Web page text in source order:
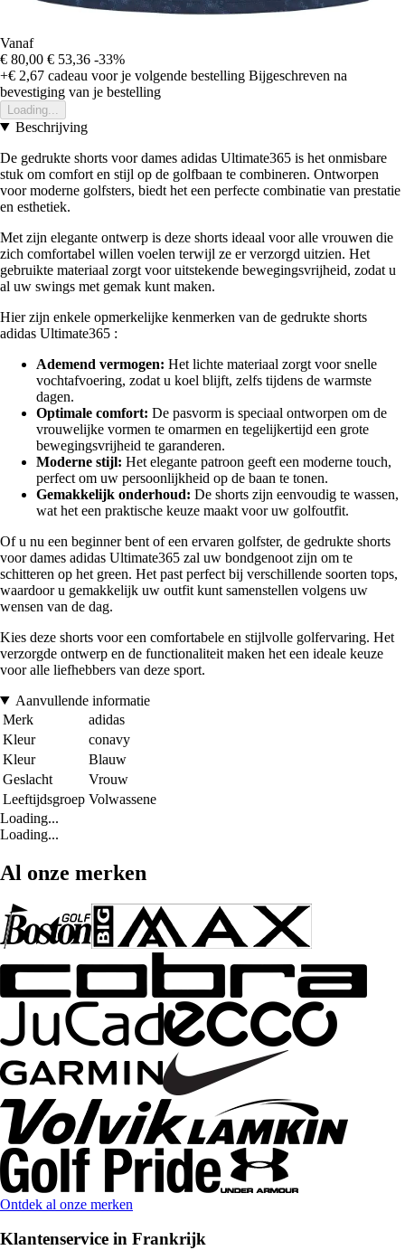
Vanaf
€ 80,00 € 53,36 -33%
+€ 2,67 cadeau voor je volgende bestelling Bijgeschreven na
bevestiging van je bestelling
Loading...
Beschrijving
De gedrukte shorts voor dames adidas Ultimate365 is het onmisbare
stuk om comfort en stijl op de golfbaan te combineren. Ontworpen
voor moderne golfsters, biedt het een perfecte combinatie van prestatie
en esthetiek.
Met zijn elegante ontwerp is deze shorts ideaal voor alle vrouwen die
zich comfortabel willen voelen terwijl ze er verzorgd uitzien. Het
gebruikte materiaal zorgt voor uitstekende bewegingsvrijheid, zodat u
al uw swings met gemak kunt maken.
Hier zijn enkele opmerkelijke kenmerken van de gedrukte shorts
adidas Ultimate365 :
Ademend vermogen: Het lichte materiaal zorgt voor snelle
vochtafvoering, zodat u koel blijft, zelfs tijdens de warmste
dagen.
Optimale comfort: De pasvorm is speciaal ontworpen om de
vrouwelijke vormen te omarmen en tegelijkertijd een grote
bewegingsvrijheid te garanderen.
Moderne stijl: Het elegante patroon geeft een moderne touch,
perfect om uw persoonlijkheid op de baan te tonen.
Gemakkelijk onderhoud: De shorts zijn eenvoudig te wassen,
wat het een praktische keuze maakt voor uw golfoutfit.
Of u nu een beginner bent of een ervaren golfster, de gedrukte shorts
voor dames adidas Ultimate365 zal uw bondgenoot zijn om te
schitteren op het green. Het past perfect bij verschillende soorten tops,
waardoor u gemakkelijk uw outfit kunt samenstellen volgens uw
wensen van de dag.
Kies deze shorts voor een comfortabele en stijlvolle golfervaring. Het
verzorgde ontwerp en de functionaliteit maken het een ideale keuze
voor alle liefhebbers van deze sport.
Aanvullende informatie
Merk
adidas
Kleur
conavy
Kleur
Blauw
Geslacht
Vrouw
Leeftijdsgroep Volwassene
Loading...
Loading...
Al onze merken
Ontdek al onze merken
Klantenservice in Frankrijk